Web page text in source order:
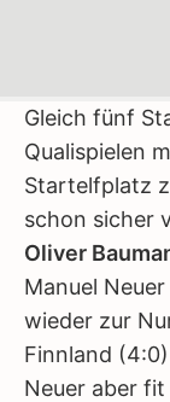
Gleich fünf
Qualispielen
Startelfplatz
schon sicher
Oliver
Manuel
wieder zur
Finnland
Neuer aber